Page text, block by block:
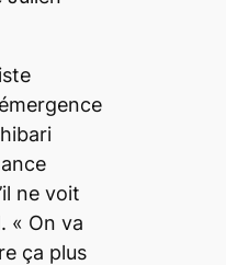
ne voit
« On va
ça plus